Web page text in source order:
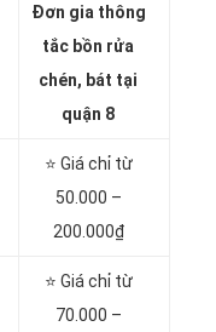
Đơn gia thông
tắc bồn rửa
chén, bát tại
quận 8
⭐ Giá chỉ từ
50.000 –
200.000₫
⭐ Giá chỉ từ
70.000 –